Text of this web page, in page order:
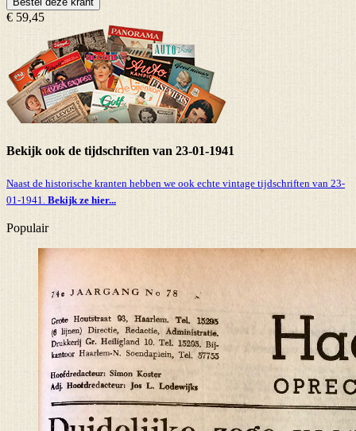
€ 59,45
Bekijk ook de tijdschriften van 23-01-1941
Naast de historische kranten hebben we ook echte vintage tijdschriften van 23-
01-1941. Bekijk ze hier...
Populair